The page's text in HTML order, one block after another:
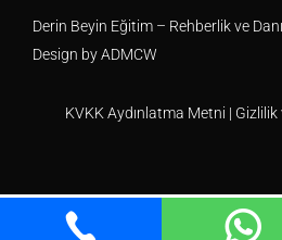
Derin Beyin Eğitim – Rehberlik ve
Design byADMCW
KVKK Aydınlatma Metni | Gizlilik